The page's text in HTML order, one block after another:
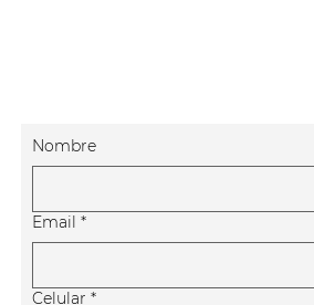
Nombre
Email *
Celular *